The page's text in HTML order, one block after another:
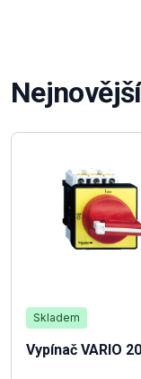
Skladem
Vypínač VARIO